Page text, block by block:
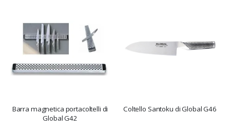
Barra magnetica portacoltelli di
Global G42
Coltello Santoku di Global G46